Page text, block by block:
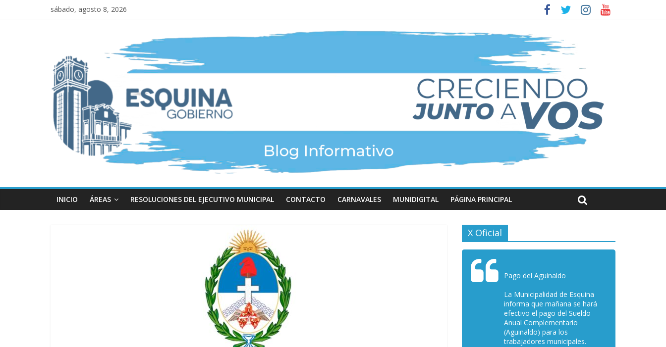
sábado, agosto 8, 2026
INICIO ÁREAS RESOLUCIONES DEL EJECUTIVO MUNICIPAL CONTACTO CARNAVALES MUNIDIGITAL PÁGINA PRINCIPAL
X Oficial
Pago del Aguinaldo
La Municipalidad de Esquina
informa que mañana se hará
efectivo el pago del Sueldo
Anual Complementario
(Aguinaldo) para los
trabajadores municipales.